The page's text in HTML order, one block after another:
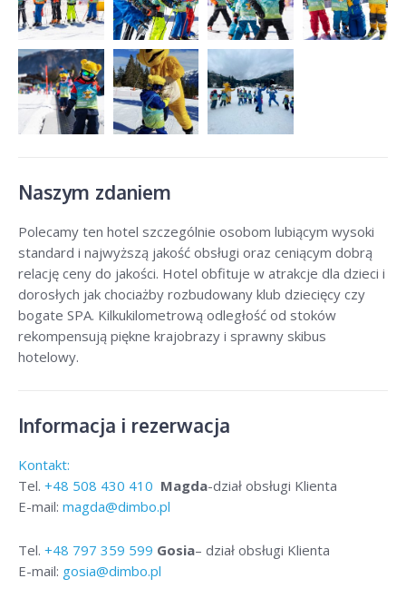
Naszym zdaniem
Polecamy ten hotel szczególnie osobom lubiącym wysoki
standard i najwyższą jakość obsługi oraz ceniącym dobrą
relację ceny do jakości. Hotel obfituje w atrakcje dla dzieci i
dorosłych jak chociażby rozbudowany klub dziecięcy czy
bogate SPA. Kilkukilometrową odległość od stoków
rekompensują piękne krajobrazy i sprawny skibus
hotelowy.
Informacja i rezerwacja
Kontakt:
Tel. +48 508 430 410 Magda-dział obsługi Klienta
E-mail: magda@dimbo.pl
Tel. +48 797 359 599 Gosia– dział obsługi Klienta
E-mail: gosia@dimbo.pl